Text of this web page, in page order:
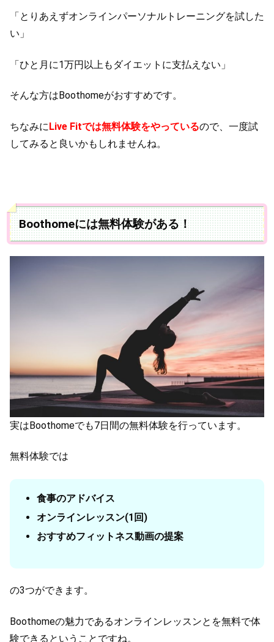
「とりあえずオンラインパーソナルトレーニングを試した
い」
「ひと月に1万円以上もダイエットに支払えない」
そんな方はBoothomeがおすすめです。
ちなみにLive Fitでは無料体験をやっているので、一度試
してみると良いかもしれませんね。
Boothomeには無料体験がある！
実はBoothomeでも7日間の無料体験を行っています。
無料体験では
食事のアドバイス
オンラインレッスン(1回)
おすすめフィットネス動画の提案
の3つができます。
Boothomeの魅力であるオンラインレッスンとを無料で体
験できるということですね。